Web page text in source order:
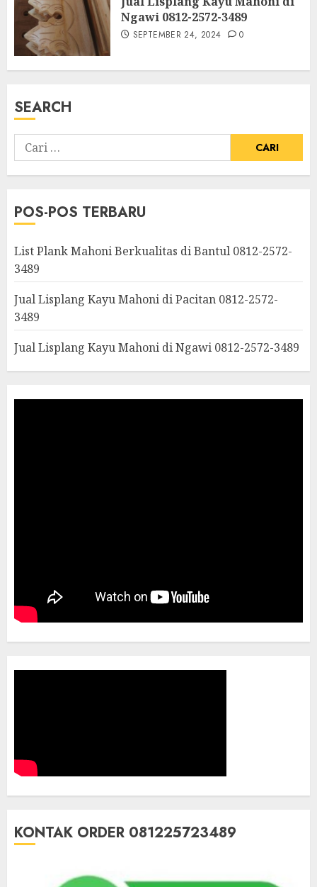
Ngawi 0812-2572-3489
SEPTEMBER 24, 2024 0
SEARCH
POS-POS TERBARU
List Plank Mahoni Berkualitas di Bantul 0812-2572-
3489
Jual Lisplang Kayu Mahoni di Pacitan 0812-2572-
3489
Jual Lisplang Kayu Mahoni di Ngawi 0812-2572-3489
KONTAK ORDER 081225723489